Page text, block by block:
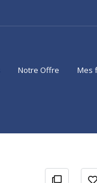
Notre Offre Mes